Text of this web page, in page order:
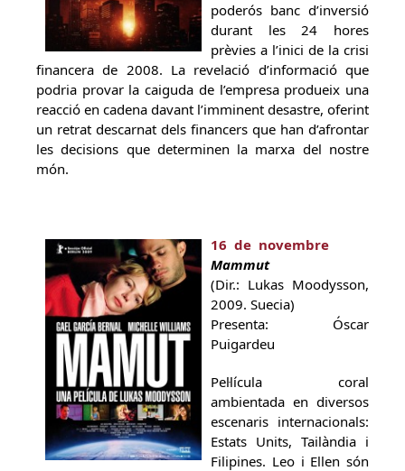
poderós banc d’inversió
durant les 24 hores
prèvies a l’inici de la crisi
financera de 2008. La revelació d’informació que
podria provar la caiguda de l’empresa produeix una
reacció en cadena davant l’imminent desastre, oferint
un retrat descarnat dels financers que han d’afrontar
les decisions que determinen la marxa del nostre
món.
16 de novembre
Mammut
(Dir.: Lukas Moodysson,
2009. Suecia)
Presenta: Óscar
Puigardeu
Pel·lícula coral
ambientada en diversos
escenaris internacionals:
Estats Units, Tailàndia i
Filipines. Leo i Ellen són